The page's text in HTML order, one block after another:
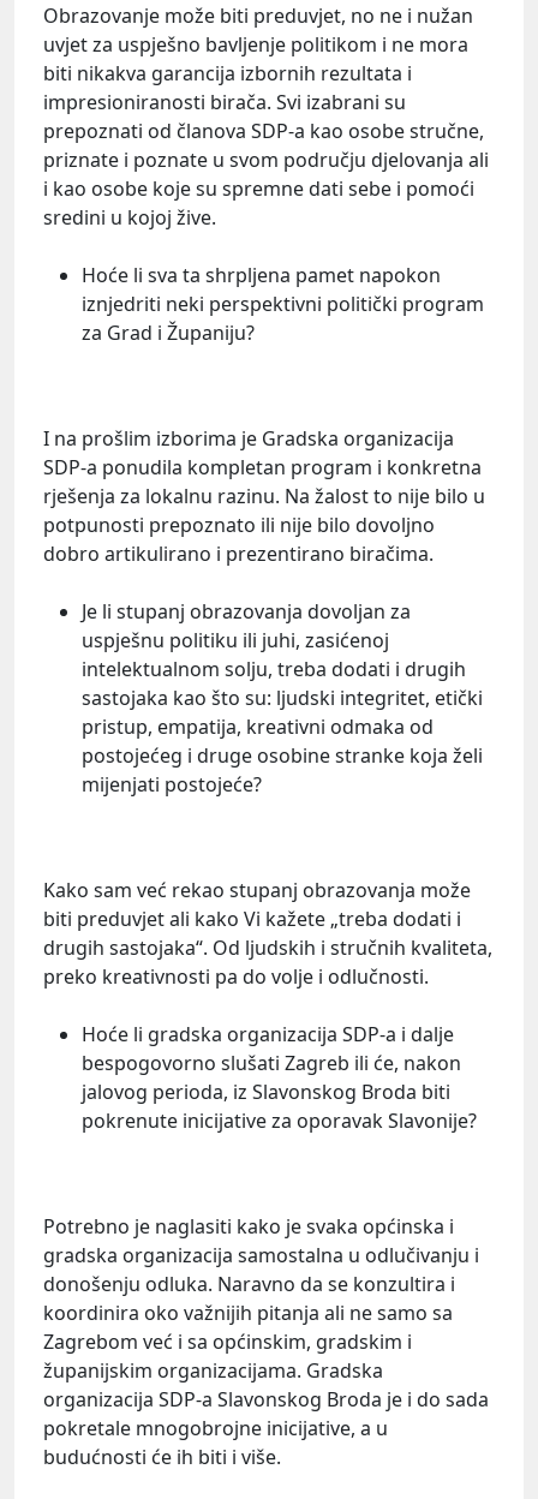
Obrazovanje može biti preduvjet, no ne i nužan
uvjet za uspješno bavljenje politikom i ne mora
biti nikakva garancija izbornih rezultata i
impresioniranosti birača. Svi izabrani su
prepoznati od članova SDP-a kao osobe stručne,
priznate i poznate u svom području djelovanja ali
i kao osobe koje su spremne dati sebe i pomoći
sredini u kojoj žive.
Hoće li sva ta shrpljena pamet napokon
iznjedriti neki perspektivni politički program
za Grad i Županiju?
I na prošlim izborima je Gradska organizacija
SDP-a ponudila kompletan program i konkretna
rješenja za lokalnu razinu. Na žalost to nije bilo u
potpunosti prepoznato ili nije bilo dovoljno
dobro artikulirano i prezentirano biračima.
Je li stupanj obrazovanja dovoljan za
uspješnu politiku ili juhi, zasićenoj
intelektualnom solju, treba dodati i drugih
sastojaka kao što su: ljudski integritet, etički
pristup, empatija, kreativni odmaka od
postojećeg i druge osobine stranke koja želi
mijenjati postojeće?
Kako sam već rekao stupanj obrazovanja može
biti preduvjet ali kako Vi kažete „treba dodati i
drugih sastojaka“. Od ljudskih i stručnih kvaliteta,
preko kreativnosti pa do volje i odlučnosti.
Hoće li gradska organizacija SDP-a i dalje
bespogovorno slušati Zagreb ili će, nakon
jalovog perioda, iz Slavonskog Broda biti
pokrenute inicijative za oporavak Slavonije?
Potrebno je naglasiti kako je svaka općinska i
gradska organizacija samostalna u odlučivanju i
donošenju odluka. Naravno da se konzultira i
koordinira oko važnijih pitanja ali ne samo sa
Zagrebom već i sa općinskim, gradskim i
županijskim organizacijama. Gradska
organizacija SDP-a Slavonskog Broda je i do sada
pokretale mnogobrojne inicijative, a u
budućnosti će ih biti i više.